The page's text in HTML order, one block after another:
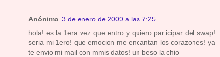
Anónimo 3 de enero de 2009 a las 7:25
hola! es la 1era vez que entro y quiero participar del swap!
seria mi 1ero! que emocion me encantan los corazones! ya
te envio mi mail con mmis datos! un beso la chio